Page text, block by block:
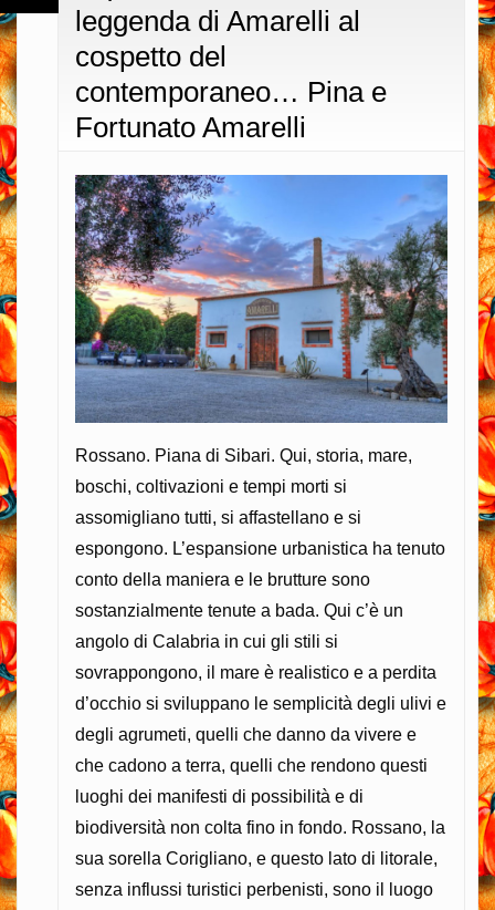
l’umami…
Liquirizia
leggenda di Amarelli al
cospetto del
contemporaneo… Pina e
Fortunato Amarelli
Rossano. Piana di Sibari. Qui, storia, mare,
boschi, coltivazioni e tempi morti si
assomigliano tutti, si affastellano e si
espongono. L’espansione urbanistica ha tenuto
conto della maniera e le brutture sono
sostanzialmente tenute a bada. Qui c’è un
angolo di Calabria in cui gli stili si
sovrappongono, il mare è realistico e a perdita
d’occhio si sviluppano le semplicità degli ulivi e
degli agrumeti, quelli che danno da vivere e
che cadono a terra, quelli che rendono questi
luoghi dei manifesti di possibilità e di
biodiversità non colta fino in fondo. Rossano, la
sua sorella Corigliano, e questo lato di litorale,
senza influssi turistici perbenisti, sono il luogo